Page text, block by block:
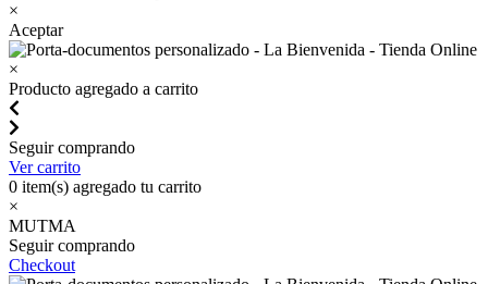
×
Aceptar
×
Producto agregado a carrito
Seguir comprando
Ver carrito
0 item(s) agregado tu carrito
×
MUTMA
Seguir comprando
Checkout